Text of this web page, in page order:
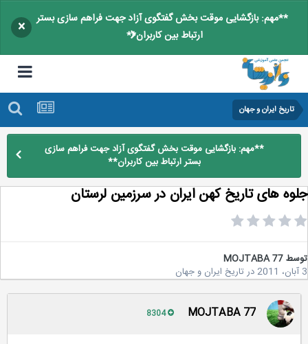
**مهم: بازگشایی موقت بخش گفتگوی آزاد جهت فراهم سازی بستر
ارتباط بین کاربران**
×
تاریخ ایران و جهان
**مهم: بازگشایی موقت بخش گفتگوی آزاد جهت فراهم سازی
بستر ارتباط بین کاربران**
های تاریخ كهن ایران در سرزمین لرستان
MOJTABA 77
درتاریخ ایران و جهان
MOJTABA 77